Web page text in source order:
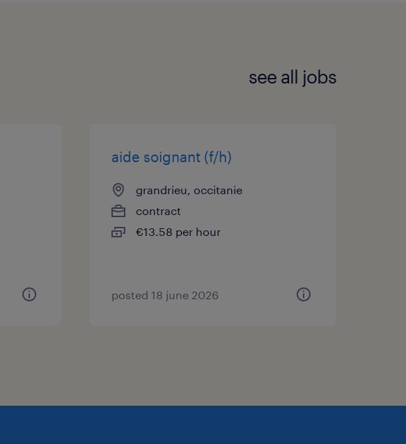
see all jobs
aide soignant (f/h)
grandrieu, occitanie
contract
€13.58 per hour
posted 18 june 2026